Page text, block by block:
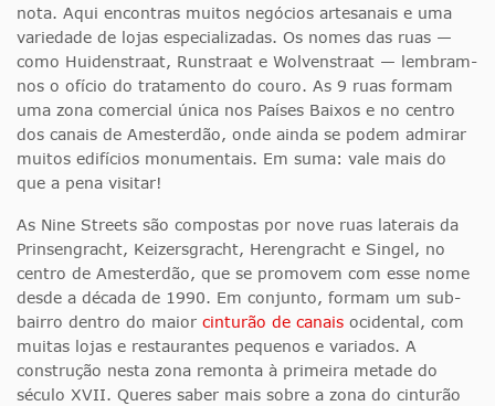
nota. Aqui encontras muitos negócios artesanais e uma
variedade de lojas especializadas. Os nomes das ruas —
como Huidenstraat, Runstraat e Wolvenstraat — lembram-
nos o ofício do tratamento do couro. As 9 ruas formam
uma zona comercial única nos Países Baixos e no centro
dos canais de Amesterdão, onde ainda se podem admirar
muitos edifícios monumentais. Em suma: vale mais do
que a pena visitar!
As Nine Streets são compostas por nove ruas laterais da
Prinsengracht, Keizersgracht, Herengracht e Singel, no
centro de Amesterdão, que se promovem com esse nome
desde a década de 1990. Em conjunto, formam um sub-
bairro dentro do maior cinturão de canais ocidental, com
muitas lojas e restaurantes pequenos e variados. A
construção nesta zona remonta à primeira metade do
século XVII. Queres saber mais sobre a zona do cinturão